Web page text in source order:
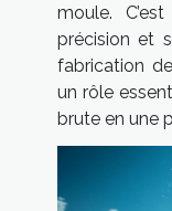
moule.
précision et
fabrication
un rôle
brute en une